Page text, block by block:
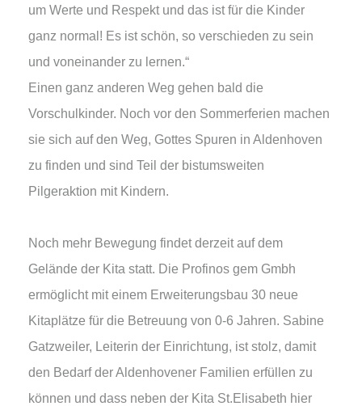
um Werte und Respekt und das ist für die Kinder
ganz normal! Es ist schön, so verschieden zu sein
und voneinander zu lernen.“
Einen ganz anderen Weg gehen bald die
Vorschulkinder. Noch vor den Sommerferien machen
sie sich auf den Weg, Gottes Spuren in Aldenhoven
zu finden und sind Teil der bistumsweiten
Pilgeraktion mit Kindern.
Noch mehr Bewegung findet derzeit auf dem
Gelände der Kita statt. Die Profinos gem Gmbh
ermöglicht mit einem Erweiterungsbau 30 neue
Kitaplätze für die Betreuung von 0-6 Jahren. Sabine
Gatzweiler, Leiterin der Einrichtung, ist stolz, damit
den Bedarf der Aldenhovener Familien erfüllen zu
können und dass neben der Kita St.Elisabeth hier